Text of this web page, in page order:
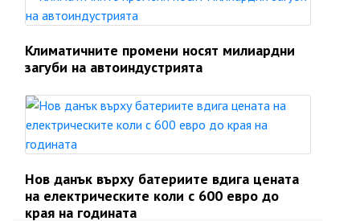
Климатичните промени носят милиардни
загуби на автоиндустрията
Нов данък върху батериите вдига цената
на електрическите коли с 600 евро до
края на годината